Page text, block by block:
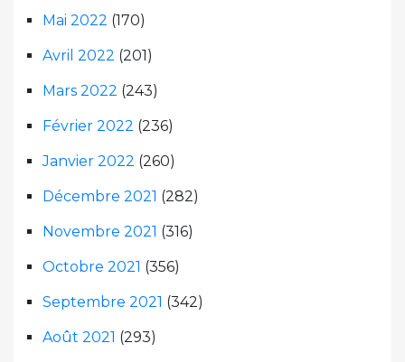
Mai 2022 (170)
Avril 2022 (201)
Mars 2022 (243)
Février 2022 (236)
Janvier 2022 (260)
Décembre 2021 (282)
Novembre 2021 (316)
Octobre 2021 (356)
Septembre 2021 (342)
Août 2021 (293)